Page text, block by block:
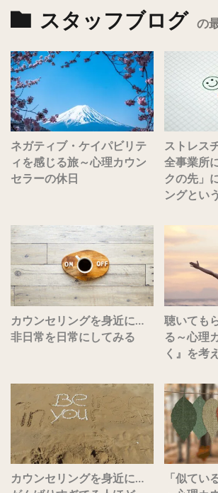
スタッフブログ の
ネガティブ・ケイパビリテ
ィを感じる旅～心理カウン
セラーの休日
ストレス
全事業所
クの先」
ングとい
カウンセリングを身近に…
非日常を日常にしてみる
聴いても
る～心理
く』を考
カウンセリングを身近に…
「似てい